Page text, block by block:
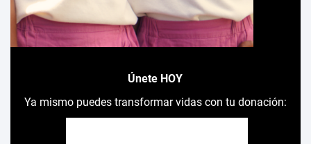
Únete HOY
Ya mismo puedes transformar vidas con tu donación: